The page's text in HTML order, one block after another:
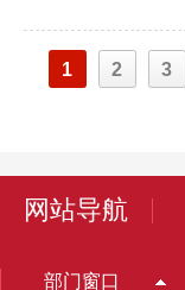
1 2 3
网站导航
部门窗口